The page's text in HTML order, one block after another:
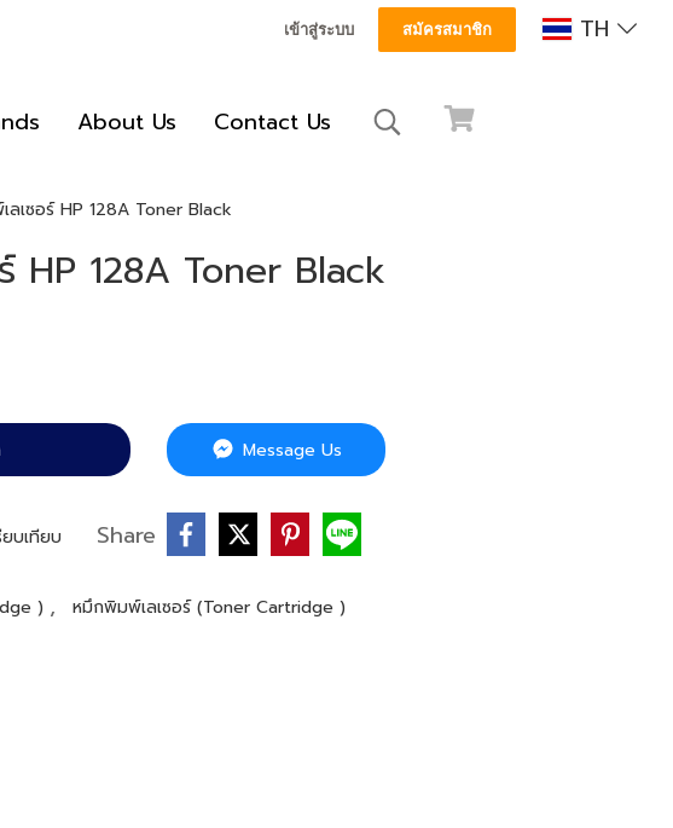
เข้าสู่ระบบ สมัครสมาชิก TH
About Us Contact Us
เซอร์ HP 128A Toner Black
HP 128A Toner Black
Message Us
ยบเทียบ Share
) , หมึกพิมพ์เลเซอร์ (Toner Cartridge )